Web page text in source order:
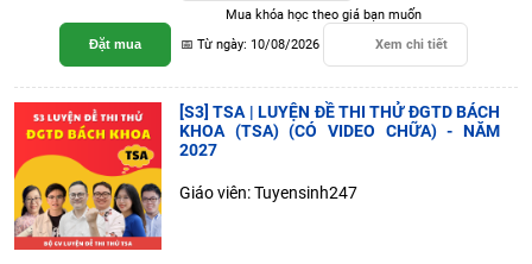
Đặt mua
Mua khóa học theo giá bạn muốn
📅 Từ ngày: 10/08/2026
Xem chi tiết
[S3] TSA | LUYỆN ĐỀ THI THỬ ĐGTD BÁCH
KHOA (TSA) (CÓ VIDEO CHỮA) - NĂM
2027
Giáo viên: Tuyensinh247